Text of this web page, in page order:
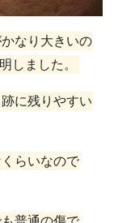
なり大きいの
しました。
に残りやすい
らいなので